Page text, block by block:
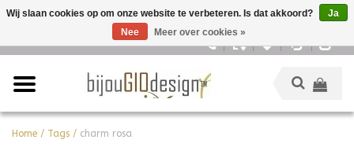
Home / Tags / charm rosa
Wij slaan cookies op om onze website te verbeteren. Is dat akkoord?
Ja
Nee
Meer over cookies »